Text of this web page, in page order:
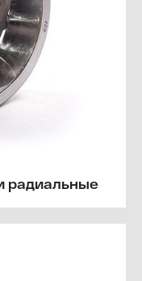
радиальные